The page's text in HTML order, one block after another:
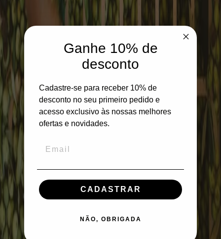
Ganhe 10% de
desconto
Cadastre-se para receber 10% de
desconto no seu primeiro pedido e
acesso exclusivo às nossas melhores
ofertas e novidades.
CADASTRAR
NÃO, OBRIGADA